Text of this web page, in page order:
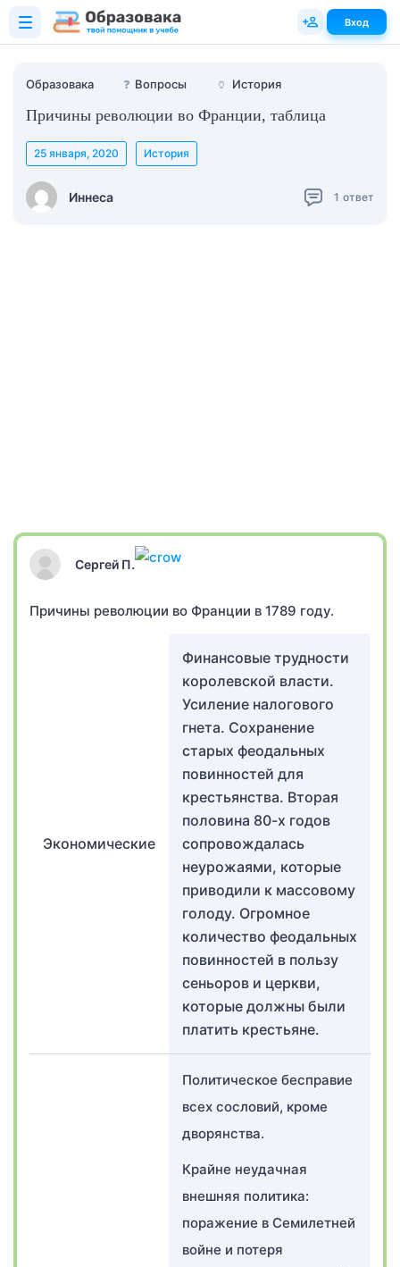
Образовака ❓ Вопросы 🏺 История
Причины революции во Франции, таблица
Иннеса
25 января, 2020 История
1 ответ
Сергей П.
Причины революции во Франции в 1789 году.
Экономические
Финансовые трудности
королевской власти.
Усиление налогового
гнета. Сохранение
старых феодальных
повинностей для
крестьянства. Вторая
половина 80-х годов
сопровождалась
неурожаями, которые
приводили к массовому
голоду. Огромное
количество феодальных
повинностей в пользу
сеньоров и церкви,
которые должны были
платить крестьяне.
Политическое бесправие
всех сословий, кроме
дворянства.
Крайне неудачная
внешняя политика:
поражение в Семилетней
войне и потеря
Вход